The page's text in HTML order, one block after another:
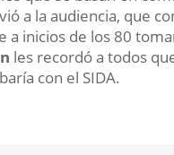
a la audiencia, que
inicios de los 80
les recordó a todos
con el SIDA.